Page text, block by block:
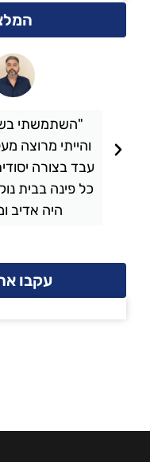
"השתמשתי
והייתי מרוצה
עבד בצורה
כל פינה בבית
היה אדיב
עקבו